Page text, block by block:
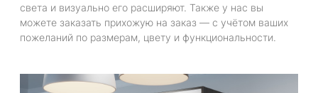
света и визуально его расширяют. Также у нас вы
можете заказать прихожую на заказ — с учётом ваших
пожеланий по размерам, цвету и функциональности.